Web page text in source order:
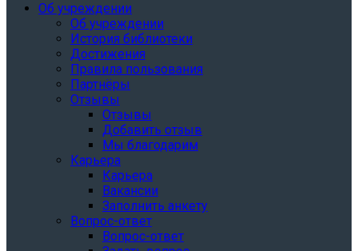
Об учреждении
Об учреждении
История библиотеки
Достижения
Правила пользования
Партнёры
Отзывы
Отзывы
Добавить отзыв
Мы благодарим
Карьера
Карьера
Вакансии
Заполнить анкету
Вопрос-ответ
Вопрос-ответ